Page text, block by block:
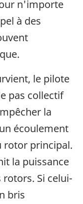
n'importe
à des
le pilote
pas collectif
la
écoulement
rotor principal.
la puissance
Si celui-
bris